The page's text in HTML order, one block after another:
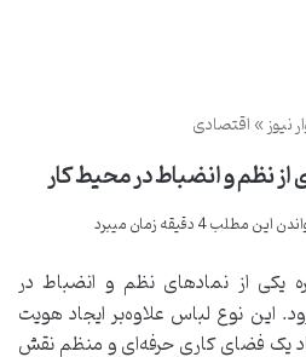
نیوز»اقتصادی
نظم و انضباط در محیط کار
این مطلب 4 دقیقه زمان میبرد
یکی از نمادهای نظم و انضباط در
این نوع لباس علاوه‌بر ایجاد هویت
یک فضای کاری حرفه‌ای و منظم نقش